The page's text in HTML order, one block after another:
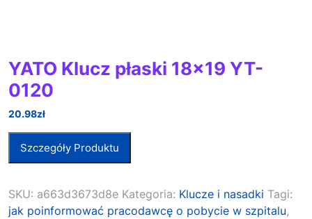
YATO Klucz płaski 18×19 YT-
0120
20.98zł
Szczegóły Produktu
SKU: a663d3673d8e Kategoria: Klucze i nasadki Tagi:
jak poinformować pracodawcę o pobycie w szpitalu,